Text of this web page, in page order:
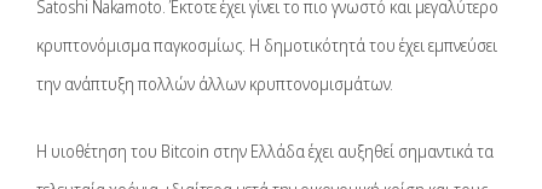
Satoshi Nakamoto. Έκτοτε έχει γίνει το πιο γνωστό και μεγαλύτερο
κρυπτονόμισμα παγκοσμίως. Η δημοτικότητά του έχει εμπνεύσει
την ανάπτυξη πολλών άλλων κρυπτονομισμάτων.
Η υιοθέτηση του Bitcoin στην Ελλάδα έχει αυξηθεί σημαντικά τα